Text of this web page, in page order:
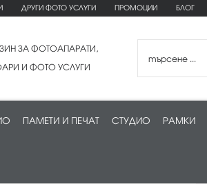
ДРУГИ ФОТО УСЛУГИ ПРОМОЦИИ БЛОГ
ЗА ФОТОАПАРАТИ,
И ФОТО УСЛУГИ
ПАМЕТИ И ПЕЧАТ СТУДИО РАМКИ